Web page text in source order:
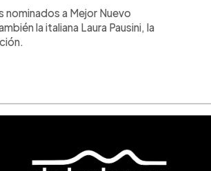
nominados a Mejor Nuevo
la italiana Laura Pausini, la